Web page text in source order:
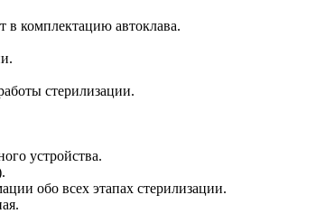
в комплектацию автоклава.
стерилизации.
устройства.
обо всех этапах стерилизации.